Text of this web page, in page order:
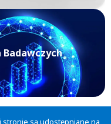
stronie są udostępniane na